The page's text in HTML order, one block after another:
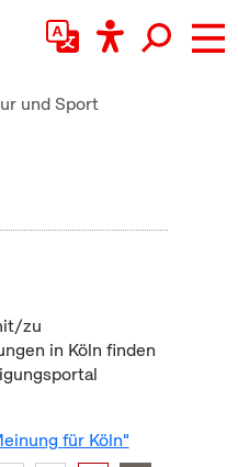
und Sport
zu
in Köln finden
für Köln"